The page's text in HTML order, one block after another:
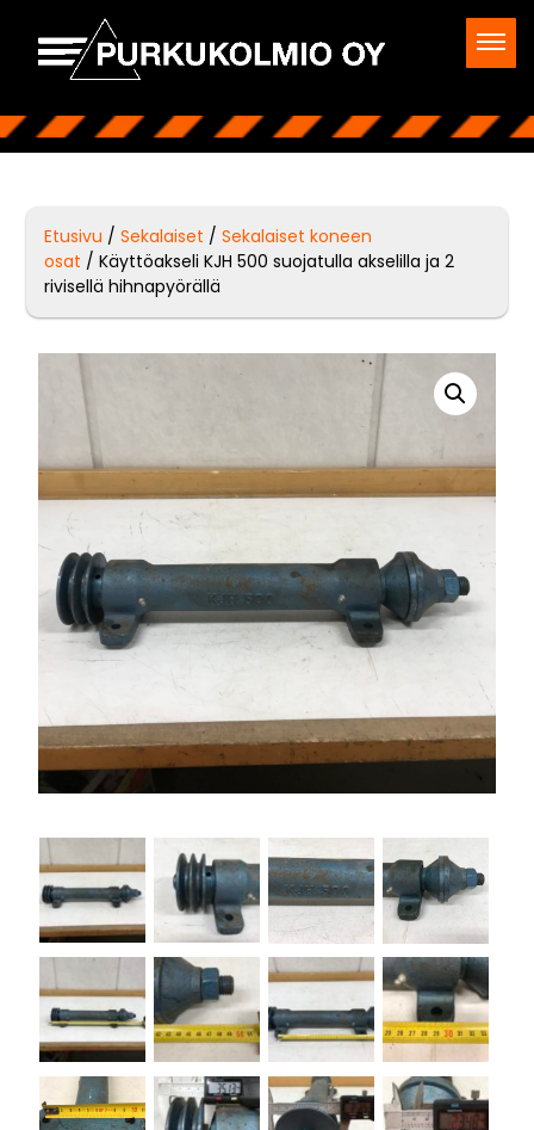
Etusivu /Sekalaiset /Sekalaiset koneen
osat / Käyttöakseli KJH 500 suojatulla akselilla ja 2
rivisellä hihnapyörällä